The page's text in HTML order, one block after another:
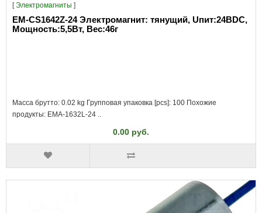
[Электромагниты ]
EM-CS1642Z-24 Электромагнит: тянущий, Uпит:24ВDC,
Мощность:5,5Вт, Вес:46г
Масса брутто: 0.02 kg Групповая упаковка [pcs]: 100 Похожие
продукты: EMA-1632L-24 ..
0.00 руб.